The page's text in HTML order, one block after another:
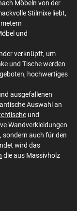
Möbeln von der
Stilmixe liebt,
und
verknüpft, um
und Tischewerden
hochwertiges
ausgefallenen
Auswahl an
und
Wandverkleidungen
, sondern auch für den
wird das
die aus Massivholz